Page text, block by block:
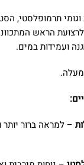
תרמופלסטי,
הראש
ועמידות במים.
– למראה ברור יותר